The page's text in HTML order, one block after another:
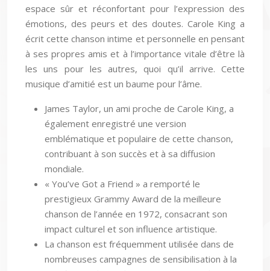
espace sûr et réconfortant pour l’expression des
émotions, des peurs et des doutes. Carole King a
écrit cette chanson intime et personnelle en pensant
à ses propres amis et à l’importance vitale d’être là
les uns pour les autres, quoi qu’il arrive. Cette
musique d’amitié est un baume pour l’âme.
James Taylor, un ami proche de Carole King, a
également enregistré une version
emblématique et populaire de cette chanson,
contribuant à son succès et à sa diffusion
mondiale.
« You’ve Got a Friend » a remporté le
prestigieux Grammy Award de la meilleure
chanson de l’année en 1972, consacrant son
impact culturel et son influence artistique.
La chanson est fréquemment utilisée dans de
nombreuses campagnes de sensibilisation à la